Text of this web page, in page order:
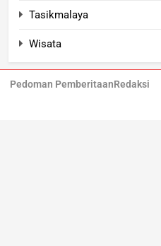
Tasikmalaya
Wisata
Pedoman PemberitaanRedaksi